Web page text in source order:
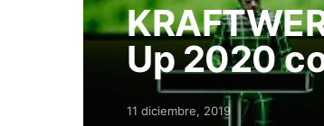
Up 2020
Posted on
11 diciembre, 2019